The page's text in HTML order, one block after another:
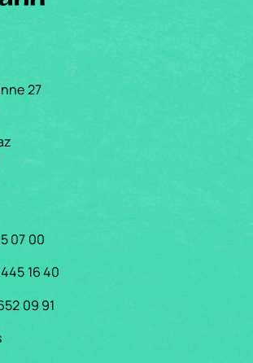
27
07 00
16 40
09 91